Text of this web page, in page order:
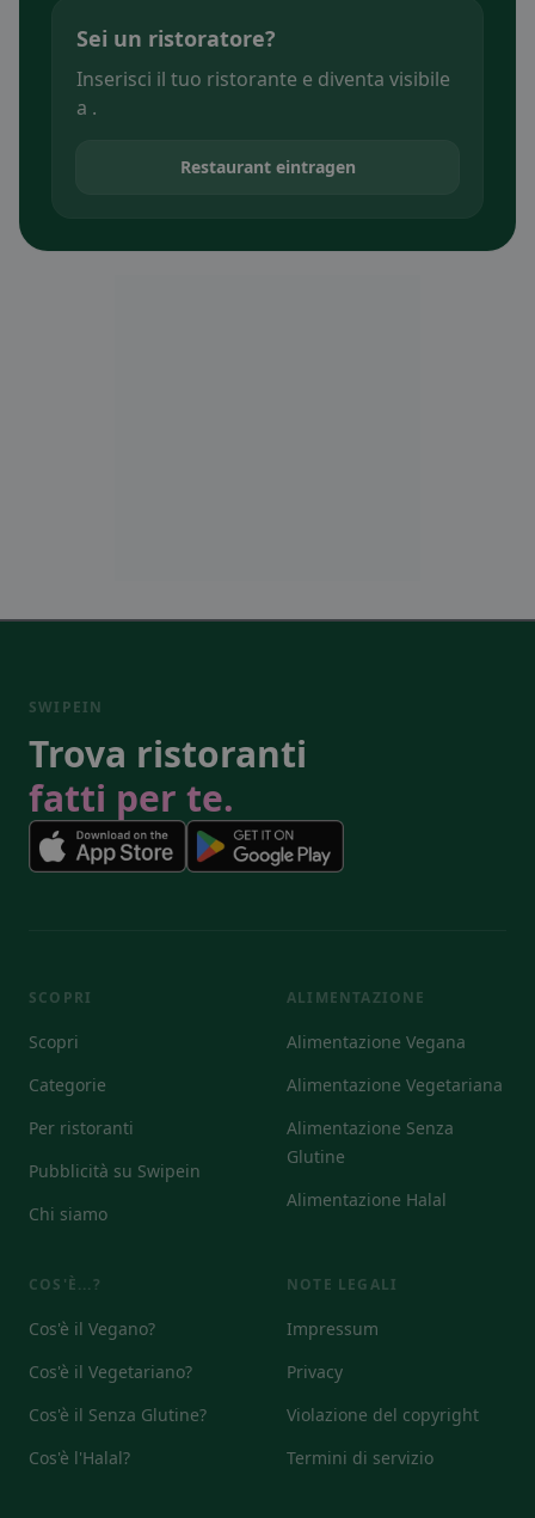
Sei un ristoratore?
Inserisci il tuo ristorante e diventa visibile
a .
Restaurant eintragen
SWIPEIN
Trova ristoranti
fatti per te.
SCOPRI
Scopri
Categorie
Per ristoranti
Pubblicità su Swipein
Chi siamo
ALIMENTAZIONE
Alimentazione Vegana
Alimentazione Vegetariana
Alimentazione Senza
Glutine
Alimentazione Halal
COS'È...?
Cos'è il Vegano?
Cos'è il Vegetariano?
Cos'è il Senza Glutine?
Cos'è l'Halal?
NOTE LEGALI
Impressum
Privacy
Violazione del copyright
Termini di servizio